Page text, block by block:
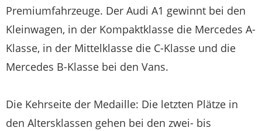
Premiumfahrzeuge. Der Audi A1 gewinnt bei den
Kleinwagen, in der Kompaktklasse die Mercedes A-
Klasse, in der Mittelklasse die C-Klasse und die
Mercedes B-Klasse bei den Vans.
Die Kehrseite der Medaille: Die letzten Plätze in
den Altersklassen gehen bei den zwei- bis